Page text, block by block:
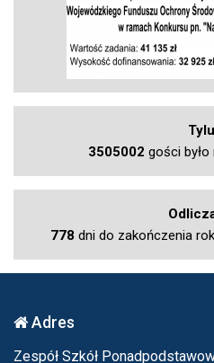
Tylu
3505002 gości
778 dni do zakończenia
Adres
Zespół Szkół